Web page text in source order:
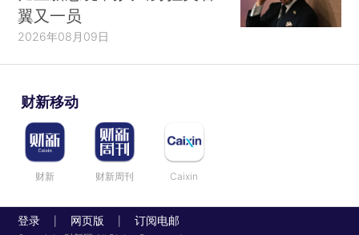
翼又一员
2026年08月09日
财新移动
财新 财新周刊 Caixin
登录 网页版 订阅电邮